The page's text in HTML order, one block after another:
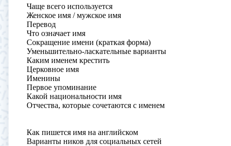
Чаще всего используется
Женское имя / мужское имя
Перевод
Что означает имя
Сокращение имени (краткая форма)
Уменьшительно-ласкательные варианты
Каким именем крестить
Церковное имя
Именины
Первое упоминание
Какой национальности имя
Отчества, которые сочетаются с именем
Как пишется имя на английском
Варианты ников для социальных сетей